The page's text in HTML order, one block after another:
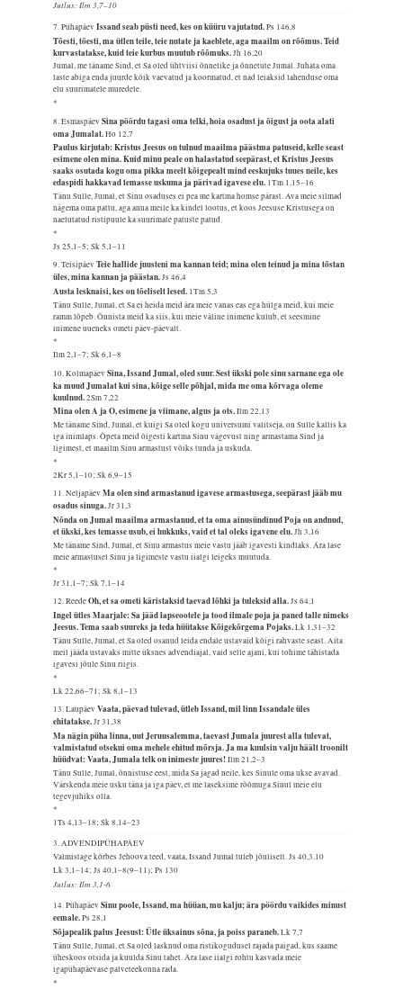
Jutlus: Ilm 3,7–10
7. PühapäevIssand seab püsti need, kes on küüru vajutatud.Ps 146,8
Tõesti, tõesti, ma ütlen teile, teie nutate ja kaeblete, aga maailm on rõõmus. Teid
kurvastatakse, kuid teie kurbus muutub rõõmuks.Jh 16,20
Jumal, me täname Sind, et Sa oled ühtviisi õnnelike ja õnnetute Jumal. Juhata oma
laste abiga enda juurde kõik vaevatud ja koormatud, et nad leiaksid lahenduse oma
elu suurimatele muredele.
*
8. EsmaspäevSina pöördu tagasi oma telki, hoia osadust ja õigust ja oota alati
oma Jumalat.Ho 12,7
Paulus kirjutab: Kristus Jeesus on tulnud maailma päästma patuseid, kelle seast
esimene olen mina. Kuid minu peale on halastatud seepärast, et Kristus Jeesus
saaks osutada kogu oma pikka meelt kõigepealt mind eeskujuks tuues neile, kes
edaspidi hakkavad temasse uskuma ja pärivad igavese elu. 1Tm 1,15–16
Tänu Sulle, Jumal, et Sinu osaduses ei pea me kartma homse pärast. Ava meie silmad
nägema oma pattu, aga anna meile ka kindel lootus, et koos Jeesuse Kristusega on
naelutatud ristipuule ka suurimate patuste patud.
*
Js 25,1–5; Sk 5,1–11
9. TeisipäevTeie hallide juusteni ma kannan teid; mina olen teinud ja mina tõstan
üles, mina kannan ja päästan.Js 46,4
Austa lesknaisi, kes on tõeliselt lesed. 1Tm 5,3
Tänu Sulle, Jumal, et Sa ei heida meid ära meie vanas eas ega hülga meid, kui meie
ramm lõpeb. Õnnista meid ka siis, kui meie väline inimene kulub, et seesmine
inimene uueneks ometi päev-päevalt.
*
Ilm 2,1–7; Sk 6,1–8
10. KolmapäevSina, Issand Jumal, oled suur. Sest ükski pole sinu sarnane ega ole
ka muud Jumalat kui sina, kõige selle põhjal, mida me oma kõrvaga oleme
kuulnud.2Sm 7,22
Mina olen A ja O, esimene ja viimane, algus ja ots.Ilm 22,13
Me täname Sind, Jumal, et kuigi Sa oled kogu universumi valitseja, on Sulle kallis ka
iga inimlaps. Õpeta meid õigesti kartma Sinu vägevust ning armastama Sind ja
ligimest, et maailm Sinu armastust võiks tunda ja uskuda.
*
2Kr 5,1–10; Sk 6,9–15
11. NeljapäevMa olen sind armastanud igavese armastusega, seepärast jääb mu
osadus sinuga.Jr 31,3
Nõnda on Jumal maailma armastanud, et ta oma ainusündinud Poja on andnud,
et ükski, kes temasse usub, ei hukkuks, vaid et tal oleks igavene elu.Jh 3,16
Me täname Sind, Jumal, et Sinu armastus meie vastu jääb igavesti kindlaks. Ära lase
meie armastusel Sinu ja ligimeste vastu iialgi leigeks muutuda.
*
Jr 31,1–7; Sk 7,1–14
12. ReedeOh, et sa ometi käristaksid taevad lõhki ja tuleksid alla.Js 64,1
Ingel ütles Maarjale: Sa jääd lapseootele ja tood ilmale poja ja paned talle nimeks
Jeesus. Tema saab suureks ja teda hüütakse Kõigekõrgema Pojaks.Lk 1,31–32
Tänu Sulle, Jumal, et Sa oled osanud leida endale ustavaid kõigi rahvaste seast. Aita
meil jääda ustavaks mitte üksnes advendiajal, vaid selle ajani, kui tohime tähistada
igavesi jõule Sinu riigis.
*
Lk 22,66–71; Sk 8,1–13
13. LaupäevVaata, päevad tulevad, ütleb Issand, mil linn Issandale üles
ehitatakse.Jr 31,38
Ma nägin püha linna, uut Jeruusalemma, taevast Jumala juurest alla tulevat,
valmistatud otsekui oma mehele ehitud mõrsja. Ja ma kuulsin valju häält troonilt
hüüdvat: Vaata, Jumala telk on inimeste juures!Ilm 21,2–3
Tänu Sulle, Jumal, õnnistuse eest, mida Sa jagad neile, kes Sinule oma ukse avavad.
Värskenda meie usku täna ja iga päev, et me laseksime rõõmuga Sinul meie elu
tegevjuhiks olla.
*
1Ts 4,13–18; Sk 8,14–23
3. ADVENDIPÜHAPÄEV
Valmistage kõrbes Jehoova teed, vaata, Issand Jumal tuleb jõuliselt.Js 40,3.10
Lk 3,1–14; Js 40,1–8(9–11); Ps 130
Jutlus: Ilm 3,1-6
14. PühapäevSinu poole, Issand, ma hüüan, mu kalju; ära pöördu vaikides minust
eemale.Ps 28,1
Sõjapealik palus Jeesust: Ütle üksainus sõna, ja poiss paraneb.Lk 7,7
Tänu Sulle, Jumal, et Sa oled lasknud oma ristikogudusel rajada paigad, kus saame
üheskoos otsida ja kuulda Sinu tahet. Ära lase iialgi rohtu kasvada meie
igapühapäevase palveteekonna rada.
*